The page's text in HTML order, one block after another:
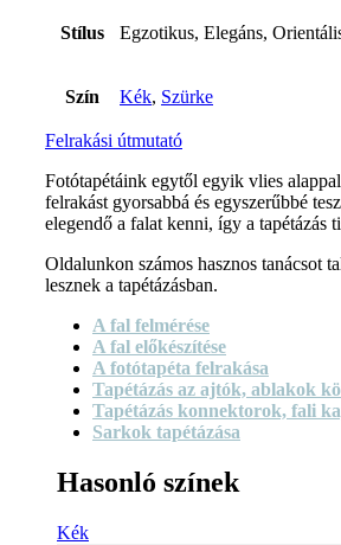
Stílus Egzotikus, Elegáns,
Szín Kék, Szürke
Felrakási útmutató
Fotótapétáink egytől egyik vlies
felrakást gyorsabbá és egyszerűbbé
elegendő a falat kenni, így a tapétázás
Oldalunkon számos hasznos tanácsot
lesznek a tapétázásban.
A fal felmérése
A fal előkészítése
A fotótapéta felrakása
Tapétázás az ajtók, ablakok
Tapétázás konnektorok, fali
Sarkok tapétázása
Hasonló színek
Kék